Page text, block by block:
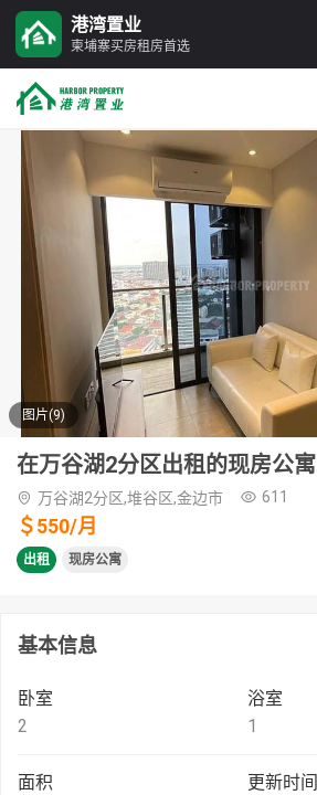
港湾置业
柬埔寨买房租房首选
图片(9)
在万谷湖2分区出租的现房公寓
万谷湖2分区,堆谷区,金边市 611
＄550/月
出租 现房公寓
基本信息
卧室
2
浴室
1
面积
更新时间